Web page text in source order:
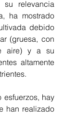
relevancia
ha mostrado
debido
(gruesa, con
aire) y a su
altamente
esfuerzos, hay
han realizado